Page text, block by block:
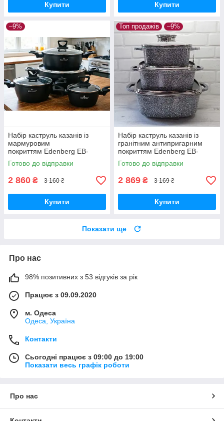
Купити Купити
–9%
Набір каструль казанів із
мармуровим
покриттям Edenberg EB-
12915 Набір кухонного
посуду 8 предметів
Готово до відправки
2 860 ₴ 3 160 ₴
Купити
Топ продажів –9%
Набір каструль казанів із
гранітним антипригарним
покриттям Edenberg EB-
8030 Набір кухонного посуду
6 предметів
Готово до відправки
2 869 ₴ 3 169 ₴
Купити
Показати ще
Про нас
98% позитивних з 53 відгуків за рік
Працює з 09.09.2020
м. Одеса
Одеса, Україна
Контакти
Сьогодні працює з 09:00 до 19:00
Показати весь графік роботи
Про нас